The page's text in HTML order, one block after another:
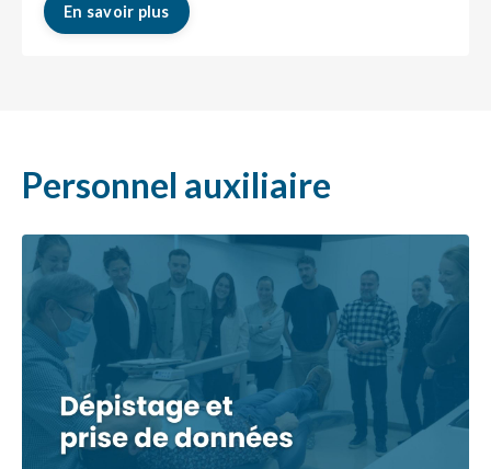
En savoir plus
Personnel auxiliaire